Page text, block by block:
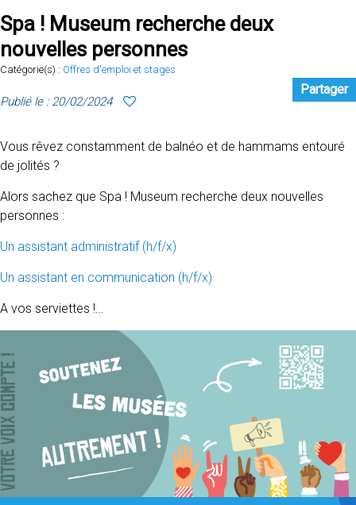
Spa ! Museum recherche deux
nouvelles personnes
Catégorie(s) : Offres d'emploi et stages
Publié le : 20/02/2024
Partager
Vous rêvez constamment de balnéo et de hammams entouré
de jolités ?
Alors sachez que Spa ! Museum recherche deux nouvelles
personnes :
Un assistant administratif (h/f/x)
Un assistant en communication (h/f/x)
A vos serviettes !…